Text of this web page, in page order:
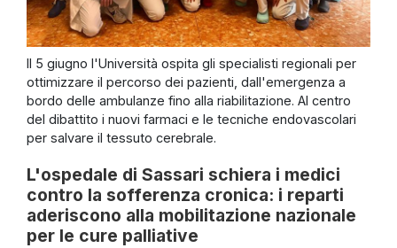
Il 5 giugno l'Università ospita gli specialisti regionali per
ottimizzare il percorso dei pazienti, dall'emergenza a
bordo delle ambulanze fino alla riabilitazione. Al centro
del dibattito i nuovi farmaci e le tecniche endovascolari
per salvare il tessuto cerebrale.
L'ospedale di Sassari schiera i medici
contro la sofferenza cronica: i reparti
aderiscono alla mobilitazione nazionale
per le cure palliative